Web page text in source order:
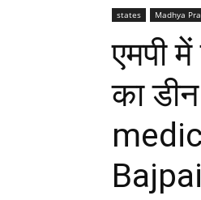
states Madhya
एमपी
का
Bajpai